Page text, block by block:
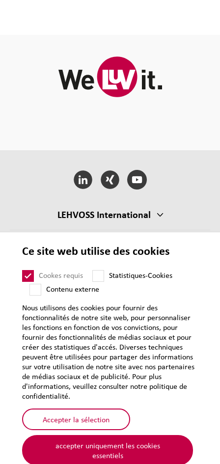
LEHVOSS International
CGV
Mentions légales
Protection des données personnelles
Plan du site
© 2026 Lehmann&Voss&Co.
Ce site web utilise des cookies
Cookes requis
Statistiques-Cookies
Contenu externe
Nous utilisons des cookies pour fournir des
fonctionnalités de notre site web, pour personnaliser
les fonctions en fonction de vos convictions, pour
fournir des fonctionnalités de médias sociaux et pour
créer des statistiques d'accés. Diverses techniques
peuvent être utilisées pour partager des informations
sur votre utilisation de notre site avec nos partenaires
de médias sociaux et de publicité. Pour plus
d'informations, veuillez consulter notre politique de
confidentialité.
Accepter la sélection
accepter uniquement les cookies
essentiels